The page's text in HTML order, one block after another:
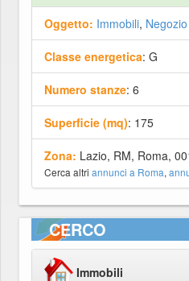
Oggetto: Immobili, Negozio
Classe energetica: G
Numero stanze: 6
Superficie (mq): 175
Zona: Lazio, RM, Roma,
Cerca altri annunci a Roma,
CERCO
Immobili